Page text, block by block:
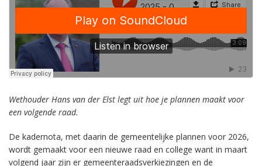
Wethouder Hans van der Elst legt uit hoe je plannen maakt voor
een volgende raad.
De kadernota, met daarin de gemeentelijke plannen voor 2026,
wordt gemaakt voor een nieuwe raad en college want in maart
volgend jaar zijn er gemeenteraadsverkiezingen en de